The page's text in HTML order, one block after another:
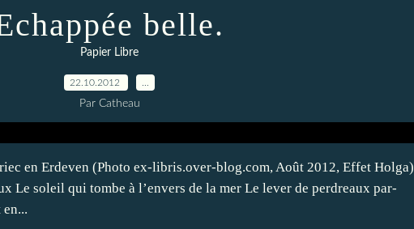
belle.
Papier Libre
22.10.2012
Par Catheau
en Erdeven (Photo ex-libris.over-blog.com, Août 2012, Effet Holga)
Le soleil qui tombe à l’envers de la mer Le lever de perdreaux par-